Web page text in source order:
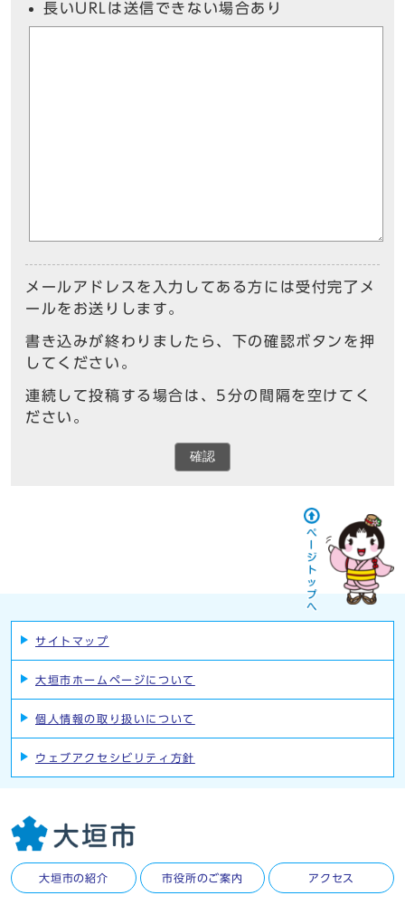
長いURLは送信できない場合あり
メールアドレスを入力してある方には受付完了メ
ールをお送りします。
書き込みが終わりましたら、下の確認ボタンを押
してください。
連続して投稿する場合は、5分の間隔を空けてく
ださい。
確認
サイトマップ
大垣市ホームページについて
個人情報の取り扱いについて
ウェブアクセシビリティ方針
大垣市の紹介 市役所のご案内 アクセス